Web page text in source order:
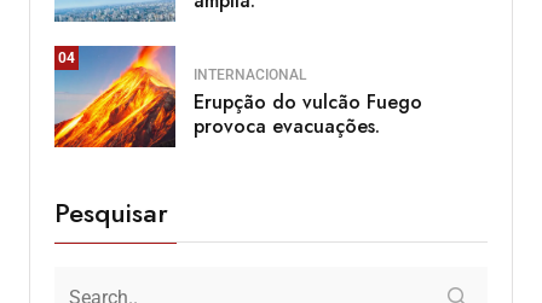
04
INTERNACIONAL
Erupção do vulcão Fuego
provoca evacuações.
Pesquisar